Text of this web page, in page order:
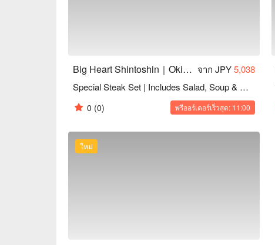
Big Heart Shintoshin｜Okinawa Steak House จาก JPY5,038
Special Steak Set | Includes Salad, Soup & Drink Bar
0 (0) พรีออร์เดอร์เร็วสุด: 11:00
ใหม่